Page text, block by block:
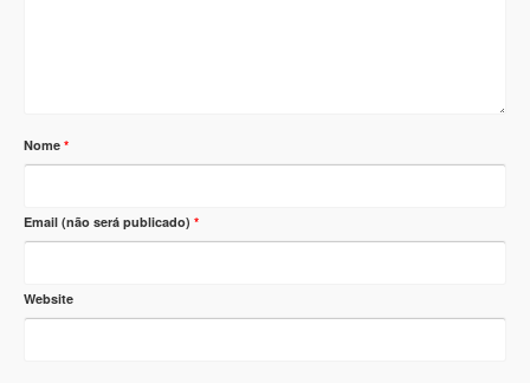
Nome *
Email (não será publicado) *
Website